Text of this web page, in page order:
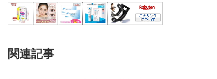
関連記事